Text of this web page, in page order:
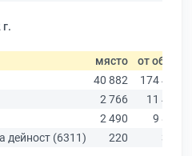
място от общо
40 882
174 403
2 766
11 437
2 490
9 876
дейност (6311)
220 358